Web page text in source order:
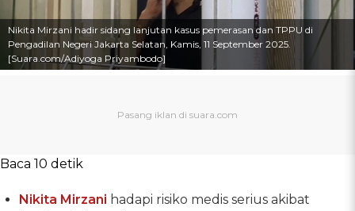
Nikita Mirzani hadir sidang lanjutan kasus pemerasan dan TPPU di
Pengadilan Negeri Jakarta Selatan, Kamis, 11 September 2025.
[Suara.com/Adiyoga Priyambodo]
Baca 10 detik
Nikita Mirzani hadapi risiko medis serius akibat